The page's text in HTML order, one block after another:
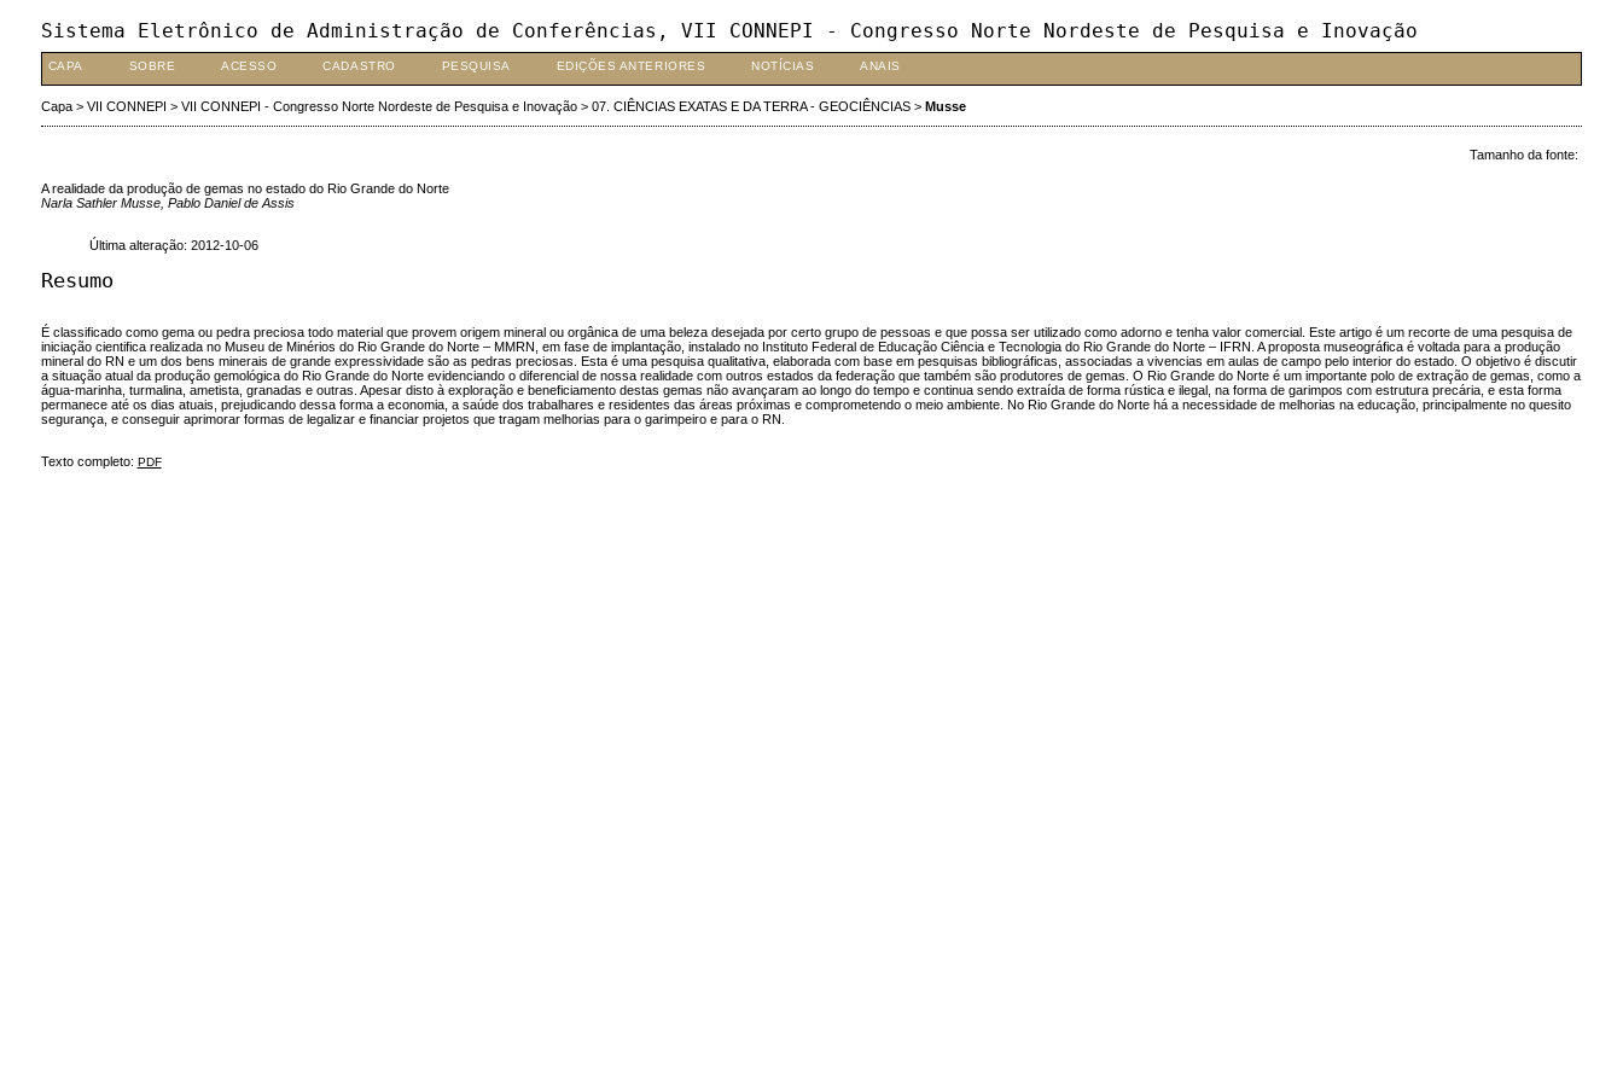
Sistema Eletrônico de Administração de Conferências, VII CONNEPI - Congresso Norte Nordeste de Pesquisa e Inovação
CAPA SOBRE ACESSO CADASTRO PESQUISA EDIÇÕES ANTERIORES NOTÍCIAS ANAIS
Capa> VII CONNEPI > VII CONNEPI - Congresso Norte Nordeste de Pesquisa e Inovação> 07. CIÊNCIAS EXATAS E DA TERRA - GEOCIÊNCIAS> Musse
Tamanho da fonte:
A realidade da produção de gemas no estado do Rio Grande do Norte
Narla Sathler Musse, Pablo Daniel de Assis
Última alteração: 2012-10-06
Resumo
É classificado como gema ou pedra preciosa todo material que provem origem mineral ou orgânica de uma beleza desejada por certo grupo de pessoas e que possa ser utilizado como adorno e tenha valor comercial. Este artigo é um recorte de uma pesquisa de
iniciação cientifica realizada no Museu de Minérios do Rio Grande do Norte – MMRN, em fase de implantação, instalado no Instituto Federal de Educação Ciência e Tecnologia do Rio Grande do Norte – IFRN. A proposta museográfica é voltada para a produção
mineral do RN e um dos bens minerais de grande expressividade são as pedras preciosas. Esta é uma pesquisa qualitativa, elaborada com base em pesquisas bibliográficas, associadas a vivencias em aulas de campo pelo interior do estado. O objetivo é discutir
a situação atual da produção gemológica do Rio Grande do Norte evidenciando o diferencial de nossa realidade com outros estados da federação que também são produtores de gemas. O Rio Grande do Norte é um importante polo de extração de gemas, como a
água-marinha, turmalina, ametista, granadas e outras. Apesar disto à exploração e beneficiamento destas gemas não avançaram ao longo do tempo e continua sendo extraída de forma rústica e ilegal, na forma de garimpos com estrutura precária, e esta forma
permanece até os dias atuais, prejudicando dessa forma a economia, a saúde dos trabalhares e residentes das áreas próximas e comprometendo o meio ambiente. No Rio Grande do Norte há a necessidade de melhorias na educação, principalmente no quesito
segurança, e conseguir aprimorar formas de legalizar e financiar projetos que tragam melhorias para o garimpeiro e para o RN.
Texto completo: PDF